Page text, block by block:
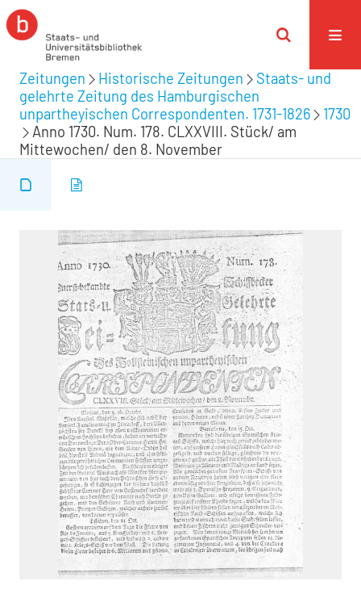
Zeitungen Historische Zeitungen
Staats- und
gelehrte Zeitung des Hamburgischen
unpartheyischen Correspondenten. 1731-1826
1730
Anno 1730. Num. 178. CLXXVIII. Stück/ am
Mittewochen/ den 8. November